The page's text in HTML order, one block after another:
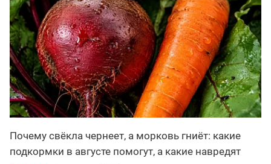
Почему свёкла чернеет, а морковь гниёт: какие
подкормки в августе помогут, а какие навредят